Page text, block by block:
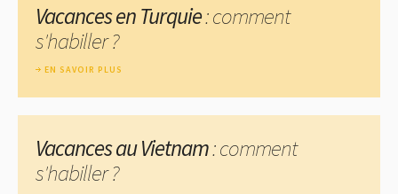
Vacances en Turquie: comment
s'habiller ?
EN SAVOIR PLUS
Vacances au Vietnam: comment
s'habiller ?